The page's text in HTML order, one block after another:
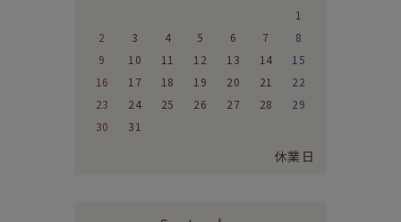
1
2
3 4 5 6 7
8
9
10 11 12 13 14
15
16
17 18 19 20 21
22
23
24 25 26 27 28
29
30
31
休業日